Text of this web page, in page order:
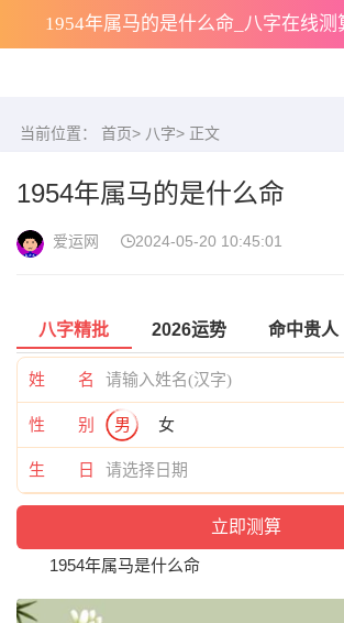
1954年属马的是什么命_八字在线测
当前位置： 首页> 八字> 正文
1954年属马的是什么命
爱运网 2024-05-20 10:45:01
八字精批 2026运势 命中贵人
姓 名
性 别 男 女
生 日
1954年属马是什么命